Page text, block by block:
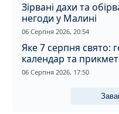
Зірвані дахи та
негоди у Малині
06 Серпня 2026, 20:54
Яке 7 серпня свято:
календар та
06 Серпня 2026, 17:50